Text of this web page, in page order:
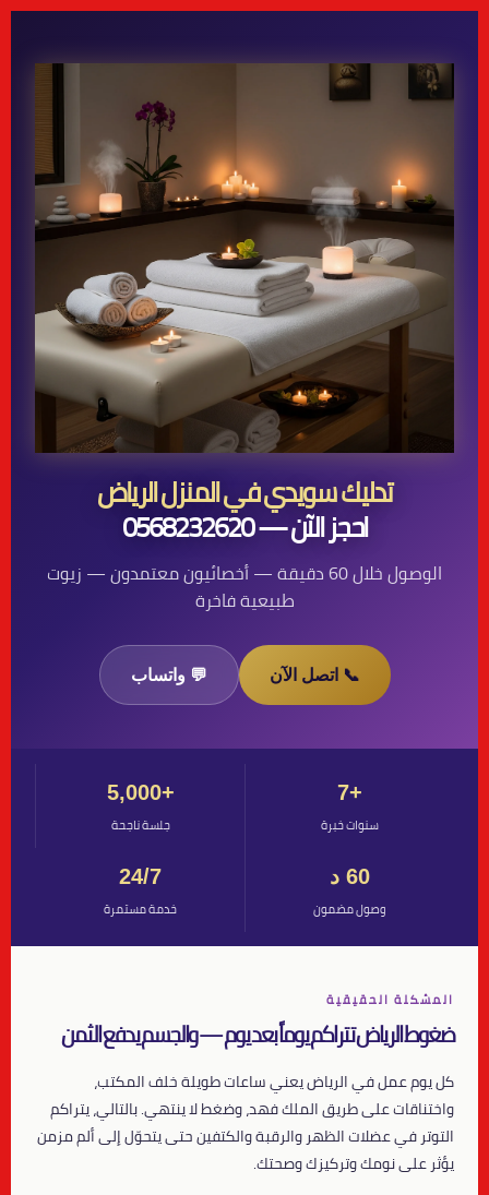
تدليك سويدي في المنزل الرياض
احجز الآن — 0568232620
الوصول خلال 60 دقيقة — أخصائيون معتمدون — زيوت
طبيعية فاخرة
📞 اتصل الآن 💬 واتساب
+7
سنوات خبرة
+5,000
جلسة ناجحة
60 د
وصول مضمون
24/7
خدمة مستمرة
المشكلة الحقيقية
ضغوط الرياض تتراكم يوماً بعد يوم — والجسم يدفع الثمن
كل يوم عمل في الرياض يعني ساعات طويلة خلف المكتب،
واختناقات على طريق الملك فهد، وضغط لا ينتهي. بالتالي، يتراكم
التوتر في عضلات الظهر والرقبة والكتفين حتى يتحوّل إلى ألم مزمن
يؤثر على نومك وتركيزك وصحتك.